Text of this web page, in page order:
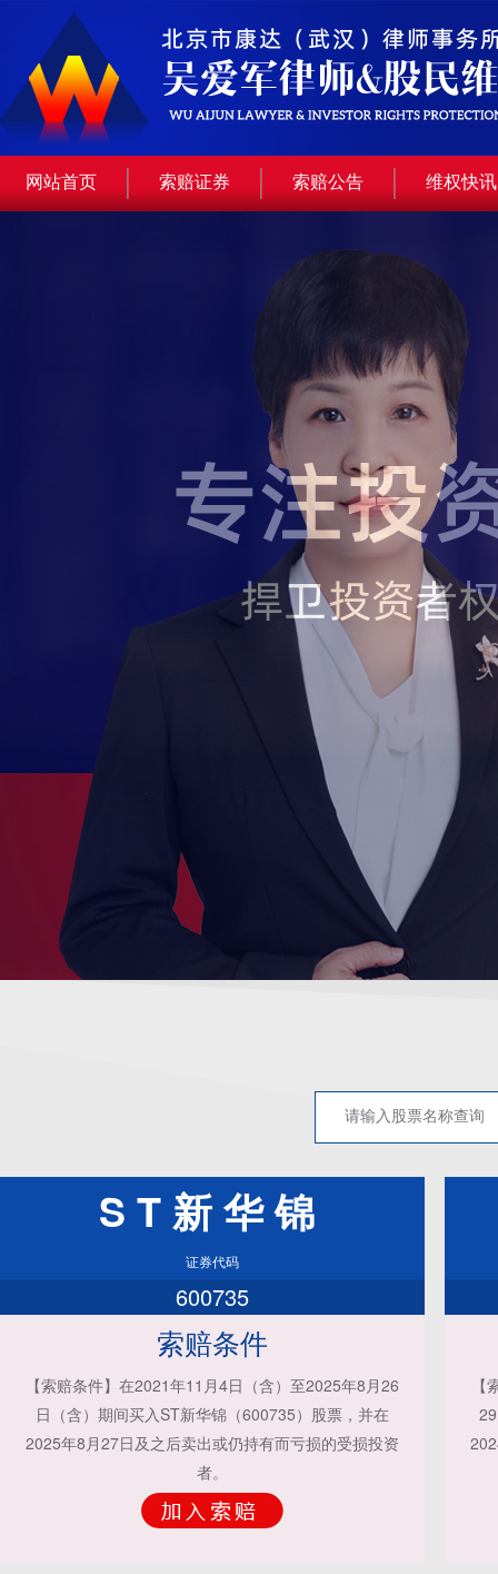
网站首页 索赔证券 索赔公告 维权快讯
ST新华锦
证券代码
600735
索赔条件
【索赔条件】在2021年11月4日（含）至2025年8月26
日（含）期间买入ST新华锦（600735）股票，并在
2025年8月27日及之后卖出或仍持有而亏损的受损投资
者。